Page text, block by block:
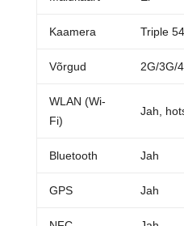
Kaamera Triple
Võrgud 2G/3G/
WLAN (Wi-
Fi)
Jah,
Bluetooth Jah
GPS Jah